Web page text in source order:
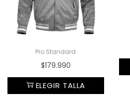
Pro Standard
$179.990
ELEGIR TALLA